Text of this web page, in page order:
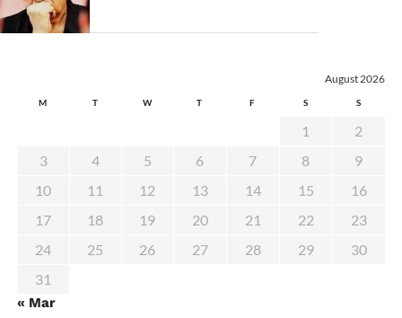
August 2026
M T W T F S S
1
2
3
4 5 6 7 8
9
10
11 12 13 14 15
16
17
18 19 20 21 22
23
24
25 26 27 28 29
30
31
« Mar